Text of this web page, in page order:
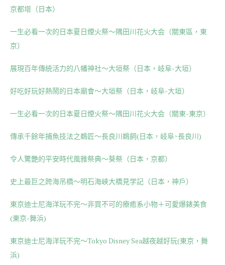
京都塔（日本）
一生必看一次的日本夏日煙火祭～隅田川花火大会（關東區，東
京）
展現百年傳統活力的八幡神社～大垣祭（日本，岐阜-大垣）
好吃好玩好熱鬧的日本廟會～大垣祭（日本，岐阜-大垣）
一生必看一次的日本夏日煙火祭～隅田川花火大会（關東-東京）
傳承千餘年捕魚技法之鵜匠～長良川鵜飼(日本，岐阜~長良川)
令人驚艷的平安時代風雅祭典～葵祭（日本，京都）
史上最巨之跨海吊橋～明石海峽大橋見学記（日本，神戶）
東京迪士尼海洋玩不完～非買不可的療癒系小物＋可愛爆錶美食
(東京-舞浜)
東京迪士尼海洋玩不完～Tokyo Disney Sea越夜越好玩(東京，舞
浜)